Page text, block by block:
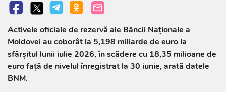
Activele oficiale de rezervă ale Băncii Naționale a
Moldovei au coborât la 5,198 miliarde de euro la
sfârșitul lunii iulie 2026, în scădere cu 18,35 milioane de
euro față de nivelul înregistrat la 30 iunie, arată datele
BNM.